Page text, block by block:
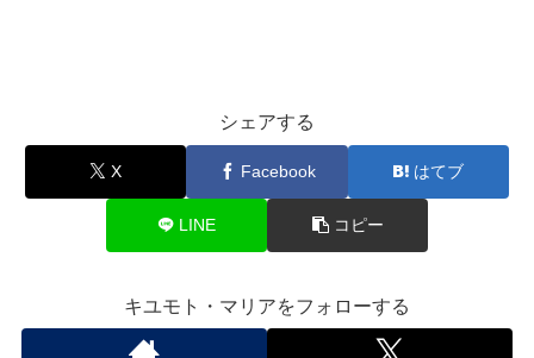
シェアする
X Facebook はてブ
LINE コピー
キユモト・マリアをフォローする